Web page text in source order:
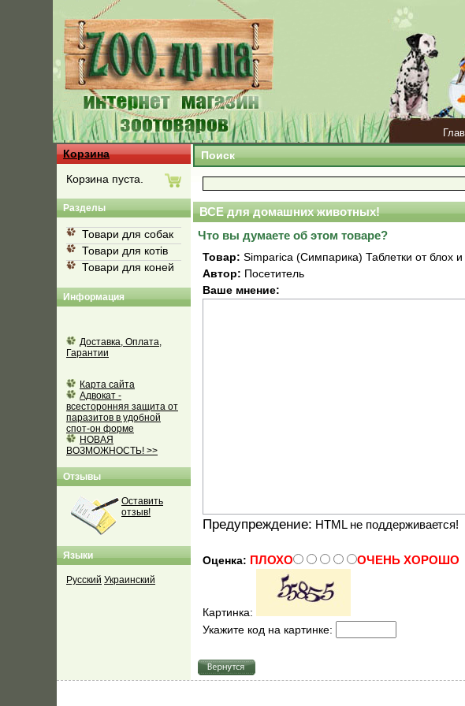
Корзина
Корзина пуста.
Разделы
Товари для собак
Товари для котів
Товари для коней
Информация
Доставка, Оплата,
Гарантии
Карта сайта
Адвокат -
всесторонняя защита от
паразитов в удобной
спот-он форме
НОВАЯ
ВОЗМОЖНОСТЬ! >>
Отзывы
Оставить
отзыв!
Языки
Русский Украинский
Поиск
ВСЕ для домашних животных!
Что вы думаете об этом товаре?
Товар: Simparica (Симпарика) Таблетки от блох
Автор: Посетитель
Ваше мнение:
Предупреждение: HTML не поддерживается!
Оценка: ПЛОХО ОЧЕНЬ ХОРОШО
Картинка:
Укажите код на картинке: